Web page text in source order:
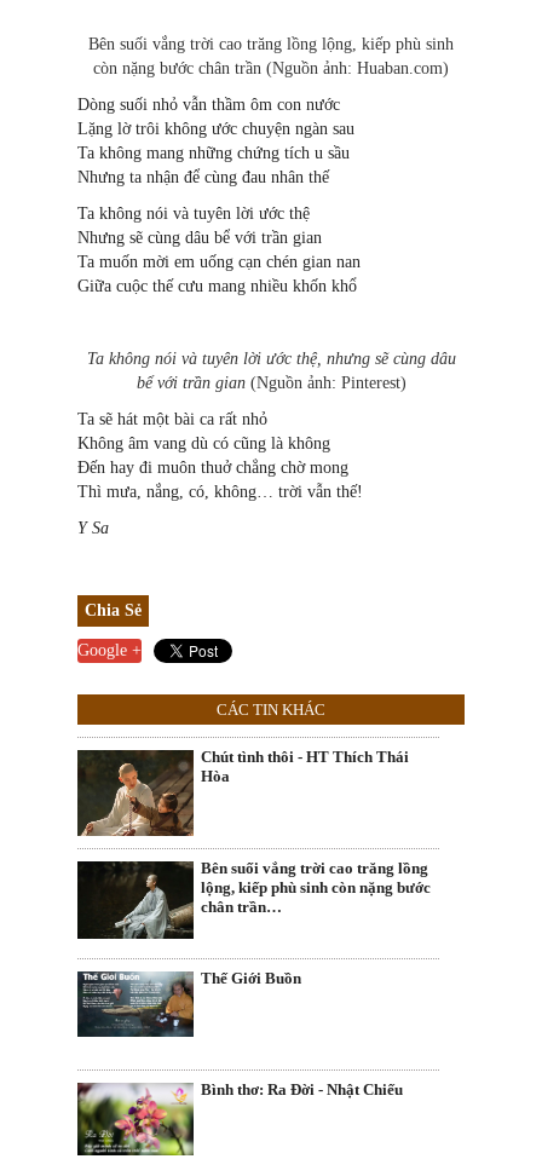
Bên suối vắng trời cao trăng lồng lộng, kiếp phù sinh
còn nặng bước chân trần (Nguồn ảnh: Huaban.com)
Dòng suối nhỏ vẫn thầm ôm con nước
Lặng lờ trôi không ước chuyện ngàn sau
Ta không mang những chứng tích u sầu
Nhưng ta nhận để cùng đau nhân thế
Ta không nói và tuyên lời ước thệ
Nhưng sẽ cùng dâu bể với trần gian
Ta muốn mời em uống cạn chén gian nan
Giữa cuộc thế cưu mang nhiều khốn khổ
Ta không nói và tuyên lời ước thệ, nhưng sẽ cùng dâu
bể với trần gian(Nguồn ảnh: Pinterest)
Ta sẽ hát một bài ca rất nhỏ
Không âm vang dù có cũng là không
Đến hay đi muôn thuở chẳng chờ mong
Thì mưa, nắng, có, không… trời vẫn thế!
Y Sa
Chia Sẻ
Google +
CÁC TIN KHÁC
Chút tình thôi - HT Thích Thái
Hòa
Bên suối vắng trời cao trăng lồng
lộng, kiếp phù sinh còn nặng bước
chân trần…
Thế Giới Buồn
Bình thơ: Ra Đời - Nhật Chiếu